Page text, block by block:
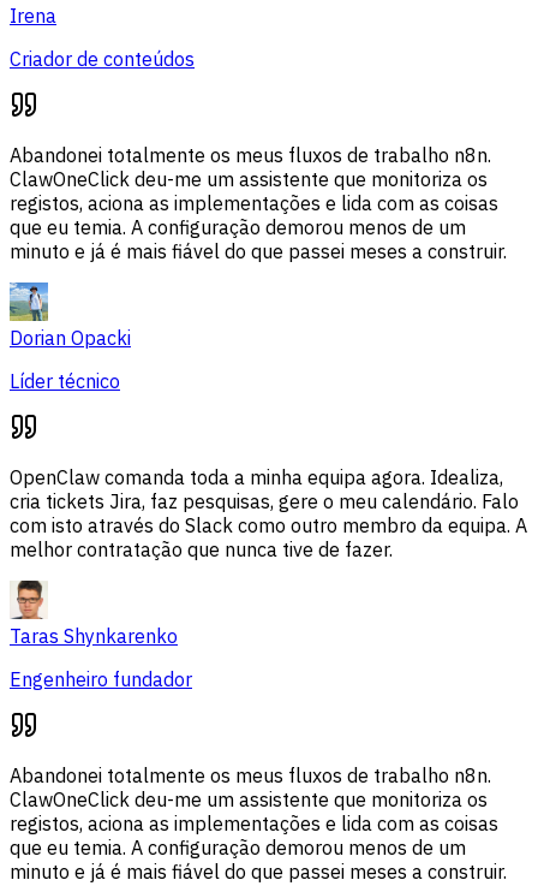
Irena
Criador de conteúdos
Abandonei totalmente os meus fluxos de trabalho n8n.
ClawOneClick deu-me um assistente que monitoriza os
registos, aciona as implementações e lida com as coisas
que eu temia. A configuração demorou menos de um
minuto e já é mais fiável do que passei meses a construir.
Dorian Opacki
Líder técnico
OpenClaw comanda toda a minha equipa agora. Idealiza,
cria tickets Jira, faz pesquisas, gere o meu calendário. Falo
com isto através do Slack como outro membro da equipa. A
melhor contratação que nunca tive de fazer.
Taras Shynkarenko
Engenheiro fundador
Abandonei totalmente os meus fluxos de trabalho n8n.
ClawOneClick deu-me um assistente que monitoriza os
registos, aciona as implementações e lida com as coisas
que eu temia. A configuração demorou menos de um
minuto e já é mais fiável do que passei meses a construir.